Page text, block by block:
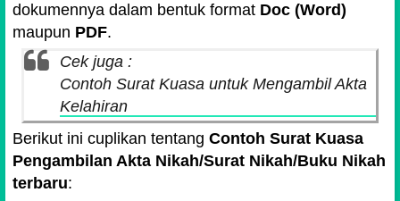
dokumennya dalam bentuk format Doc (Word)
maupun PDF.
Cek juga :
Contoh Surat Kuasa untuk Mengambil Akta
Kelahiran
Berikut ini cuplikan tentang Contoh Surat Kuasa
Pengambilan Akta Nikah/Surat Nikah/Buku Nikah
terbaru: